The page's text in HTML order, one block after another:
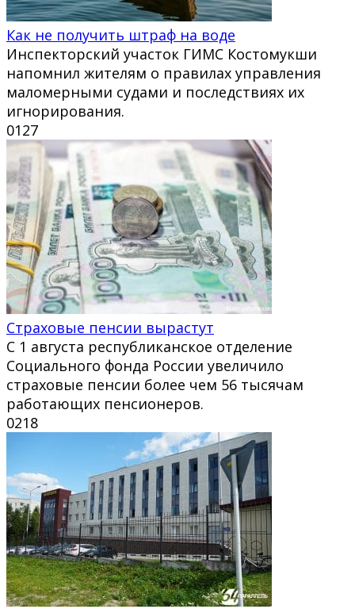
Как не получить штраф на воде
Инспекторский участок ГИМС Костомукши
напомнил жителям о правилах управления
маломерными судами и последствиях их
игнорирования.
0127
Страховые пенсии вырастут
С 1 августа республиканское отделение
Социального фонда России увеличило
страховые пенсии более чем 56 тысячам
работающих пенсионеров.
0218